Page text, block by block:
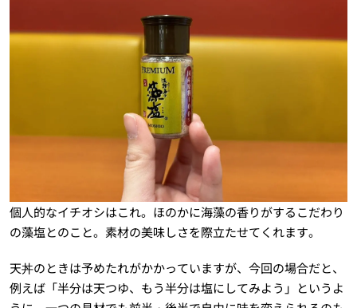
個人的なイチオシはこれ。ほのかに海藻の香りがするこだわり
の藻塩とのこと。素材の美味しさを際立たせてくれます。
天丼のときは予めたれがかかっていますが、今回の場合だと、
例えば「半分は天つゆ、もう半分は塩にしてみよう」というよ